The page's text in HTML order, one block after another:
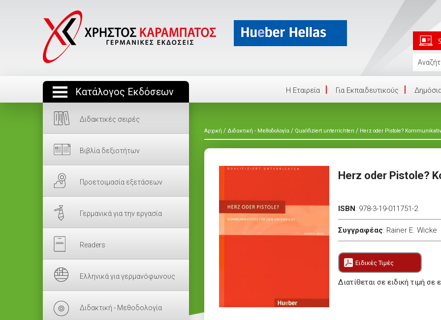
Κατάλογος Εκδόσεων Η Eταιρεία Για Εκπαιδευτικούς
Διδακτικές σειρές
Βιβλία δεξιοτήτων
Προετοιμασία εξετάσεων
Γερμανικά για την εργασία
Readers
Ελληνικά για γερμανόφωνους
Διδακτική - Μεθοδολογία
Αρχική / Διδακτική - Μεθοδολογία / Qualifiziert unterrichten / Herz oder Pistole?
Herz oder Pistole?
ISBN: 978-3-19-011751-2
Συγγραφέας: Rainer E. Wicke
Ειδικές Τιμές
Διατίθεται σε ειδική τιμή σε